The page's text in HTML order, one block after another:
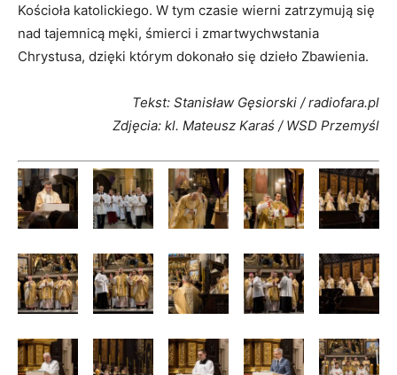
Kościoła katolickiego. W tym czasie wierni zatrzymują się
nad tajemnicą męki, śmierci i zmartwychwstania
Chrystusa, dzięki którym dokonało się dzieło Zbawienia.
Tekst: Stanisław Gęsiorski / radiofara.pl
Zdjęcia: kl. Mateusz Karaś / WSD Przemyśl